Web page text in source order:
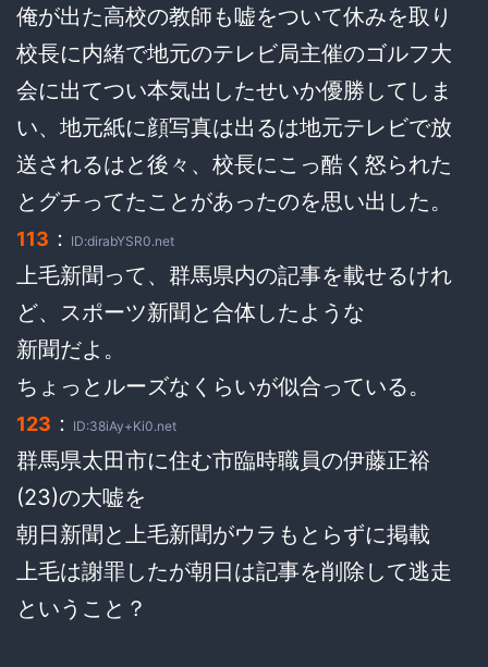
俺が出た高校の教師も嘘をついて休みを取り
校長に内緒で地元のテレビ局主催のゴルフ大
会に出てつい本気出したせいか優勝してしま
い、地元紙に顔写真は出るは地元テレビで放
送されるはと後々、校長にこっ酷く怒られた
とグチってたことがあったのを思い出した。
113 ： ID:dirabYSR0.net
上毛新聞って、群馬県内の記事を載せるけれ
ど、スポーツ新聞と合体したような
新聞だよ。
ちょっとルーズなくらいが似合っている。
123 ： ID:38iAy+Ki0.net
群馬県太田市に住む市臨時職員の伊藤正裕
(23)の大嘘を
朝日新聞と上毛新聞がウラもとらずに掲載
上毛は謝罪したが朝日は記事を削除して逃走
ということ？